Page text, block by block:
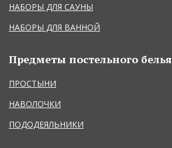
НАБОРЫ ДЛЯ САУНЫ
НАБОРЫ ДЛЯ ВАННОЙ
Предметы постельного белья
ПРОСТЫНИ
НАВОЛОЧКИ
ПОДОДЕЯЛЬНИКИ